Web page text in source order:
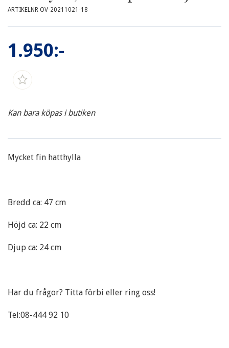
ARTIKELNR OV-20211021-18
1.950:-
Kan bara köpas i butiken
Mycket fin hatthylla
Bredd ca: 47 cm
Höjd ca: 22 cm
Djup ca: 24 cm
Har du frågor? Titta förbi eller ring oss!
Tel:08-444 92 10